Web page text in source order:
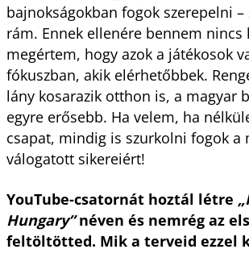
bajnokságokban fogok szerepelni
rám. Ennek ellenére bennem nincs
megértem, hogy azok a játékosok
fókuszban, akik elérhetőbbek.
lány kosarazik otthon is, a magyar
egyre erősebb. Ha velem, ha
csapat, mindig is szurkolni fogok a
válogatott sikereiért!
YouTube-csatornát hoztál létre
Hungary”néven és nemrég az
feltöltötted. Mik a terveid ezzel